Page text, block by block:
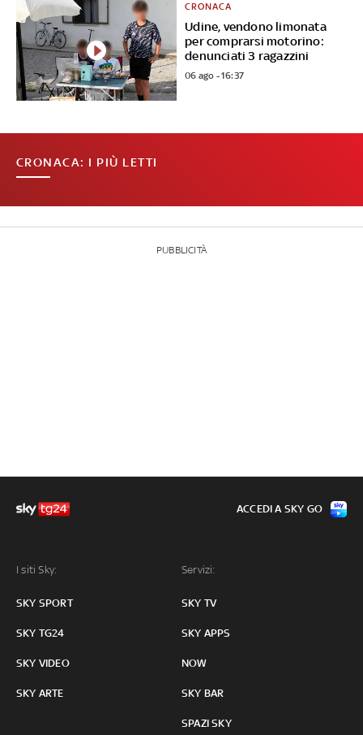
Udine, vendono limonata
per comprarsi motorino:
denunciati 3 ragazzini
CRONACA
06 ago - 16:37
CRONACA: I PIÙ LETTI
PUBBLICITÀ
I siti Sky:
SKY SPORT
SKY TG24
SKY VIDEO
SKY ARTE
Servizi:
SKY TV
SKY APPS
NOW
SKY BAR
SPAZI SKY
ACCEDI A SKY GO